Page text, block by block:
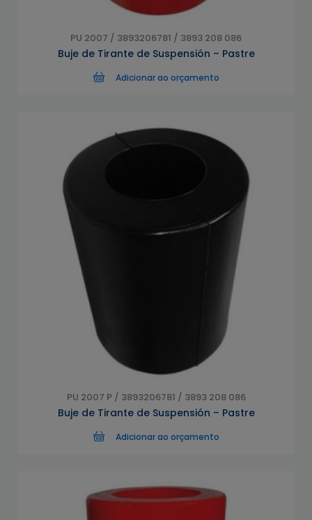
PU 2007 / 3893206781 / 3893 208 086
Buje de Tirante de Suspensión – Pastre
Adicionar ao orçamento
PU 2007 P / 3893206781 / 3893 208 086
Buje de Tirante de Suspensión – Pastre
Adicionar ao orçamento